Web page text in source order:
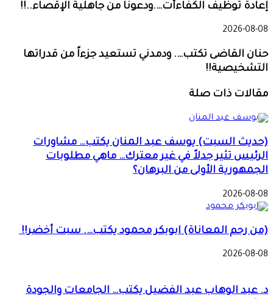
إعادة توظيف الكفاءأت….ودعونا من جاهلية الإقصاء..!!
2026-08-08
حنان القاضى تكتب…. ودمدني تستعيد جزءاً من قدراتها
التشخيصية!!
مقالات ذات صلة
(حديث السبت) يوسف عبد المنان يكتب… مشاورات
الرئيس تثير جدلاً في غير معترك… ماهي مطلوبات
الجمهورية الأولى من البرهان؟
2026-08-08
(من رحم المعاناة) ابوبكر محمود يكتب…. سبت أخضر!!
2026-08-08
د. عبد الوهاب عبد الفضيل يكتب… الجامعات والجودة